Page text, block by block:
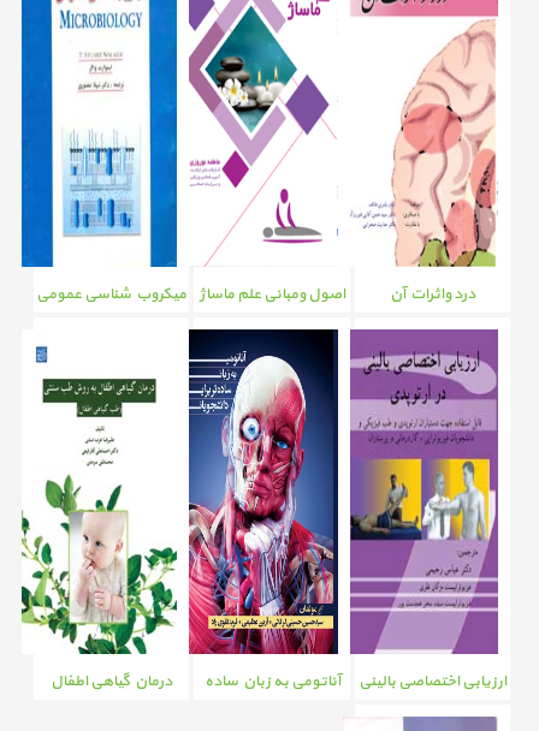
درد واثرات آن اصول ومبانی علم ماساژ میکروب شناسی عمومی
ارزیابی اختصاصی بالینی
در ارتوپدی (موجود
آناتومی به زبان ساده درمان گیاهی اطفال